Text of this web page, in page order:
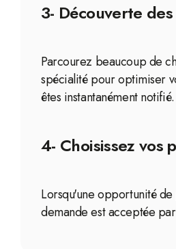
3- Découverte
Parcourez beaucoup de
spécialité pour optimiser
êtes instantanément notifié.
4- Choisissez vos
Lorsqu'une opportunité
demande est acceptée